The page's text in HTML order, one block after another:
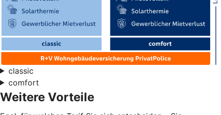
classic
comfort
Weitere Vorteile